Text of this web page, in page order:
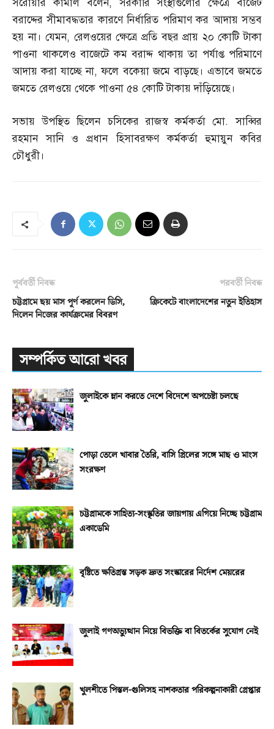
সরোয়ার কামাল বলেন, সরকারি সংস্থাগুলোর ক্ষেত্রে বাজেট
বরাদ্দের সীমাবদ্ধতার কারণে নির্ধারিত পরিমাণ কর আদায় সম্ভব
হয় না। যেমন, রেলওয়ের ক্ষেত্রে প্রতি বছর প্রায় ২০ কোটি টাকা
পাওনা থাকলেও বাজেটে কম বরাদ্দ থাকায় তা পর্যাপ্ত পরিমাণে
আদায় করা যাচ্ছে না,ফলে বকেয়া জমে বাড়ছে। এভাবে জমতে
জমতে রেলওয়ে থেকে পাওনা ৫৪ কোটি টাকায় দাঁড়িয়েছে।
সভায় উপস্থিত ছিলেন চসিকের রাজস্ব কর্মকর্তা মো.সাব্বির
রহমান সানি ও প্রধান হিসাবরক্ষণ কর্মকর্তা হুমায়ুন কবির
চৌধুরী।
পূর্ববর্তী নিবন্ধ
চট্টগ্রামে ছয় মাস পূর্ণ করলেন ডিসি,
দিলেন নিজের কার্যক্রমের বিবরণ
পরবর্তী নিবন্ধ
ক্রিকেটে বাংলাদেশের নতুন ইতিহাস
সম্পর্কিত আরো খবর
জুলাইকে ম্লান করতে দেশে বিদেশে অপচেষ্টা চলছে
পোড়া তেলে খাবার তৈরি, বাসি গ্রিলের সঙ্গে মাছ ও মাংস
সংরক্ষণ
চট্টগ্রামকে সাহিত্য-সংস্কৃতির জায়গায় এগিয়ে নিচ্ছে চট্টগ্রাম
একাডেমি
বৃষ্টিতে ক্ষতিগ্রস্ত সড়ক দ্রুত সংস্কারের নির্দেশ মেয়রের
জুলাই গণঅভ্যুত্থান নিয়ে বিভক্তি বা বিতর্কের সুযোগ নেই
খুলশীতে পিস্তল-গুলিসহ নাশকতার পরিকল্পনাকারী গ্রেপ্তার